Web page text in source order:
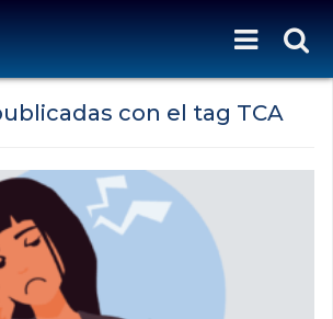
con el tag TCA